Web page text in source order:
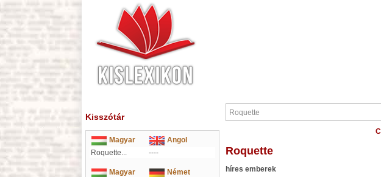
Kisszótár
Magyar
Angol
Roquette...
----
Magyar
Német
Roquette
híres emberek